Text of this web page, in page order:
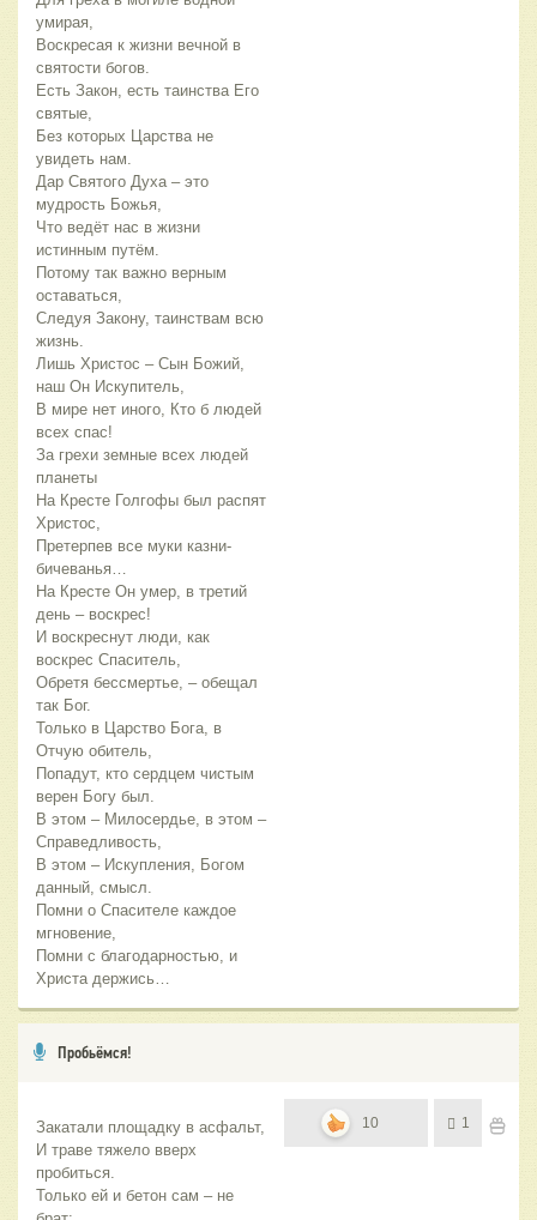
умирая,
Воскресая к жизни вечной в
святости богов.
Есть Закон, есть таинства Его
святые,
Без которых Царства не
увидеть нам.
Дар Святого Духа – это
мудрость Божья,
Что ведёт нас в жизни
истинным путём.
Потому так важно верным
оставаться,
Следуя Закону, таинствам всю
жизнь.
Лишь Христос – Сын Божий,
наш Он Искупитель,
В мире нет иного, Кто б людей
всех спас!
За грехи земные всех людей
планеты
На Кресте Голгофы был распят
Христос,
Претерпев все муки казни-
бичеванья…
На Кресте Он умер, в третий
день – воскрес!
И воскреснут люди, как
воскрес Спаситель,
Обретя бессмертье, – обещал
так Бог.
Только в Царство Бога, в
Отчую обитель,
Попадут, кто сердцем чистым
верен Богу был.
В этом – Милосердье, в этом –
Справедливость,
В этом – Искупления, Богом
данный, смысл.
Помни о Спасителе каждое
мгновение,
Помни с благодарностью, и
Христа держись…
Пробьёмся!
Закатали площадку в асфальт,
И траве тяжело вверх
пробиться.
Только ей и бетон сам – не
10 1